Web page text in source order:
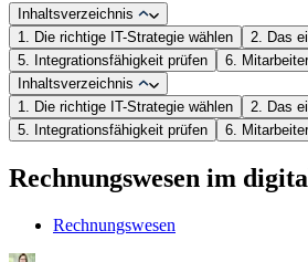
Inhaltsverzeichnis
1. Die richtige IT-Strategie wählen
2. Das
5. Integrationsfähigkeit prüfen
6.
Inhaltsverzeichnis
1. Die richtige IT-Strategie wählen
2. Das
5. Integrationsfähigkeit prüfen
6.
Rechnungswesen im
Rechnungswesen